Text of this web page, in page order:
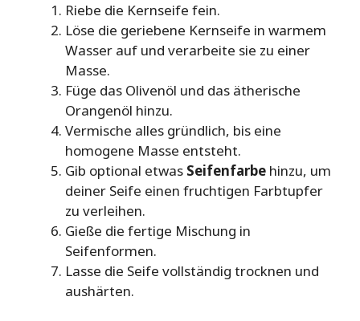
Riebe die Kernseife fein.
Löse die geriebene Kernseife in warmem
Wasser auf und verarbeite sie zu einer
Masse.
Füge das Olivenöl und das ätherische
Orangenöl hinzu.
Vermische alles gründlich, bis eine
homogene Masse entsteht.
Gib optional etwas Seifenfarbe hinzu, um
deiner Seife einen fruchtigen Farbtupfer
zu verleihen.
Gieße die fertige Mischung in
Seifenformen.
Lasse die Seife vollständig trocknen und
aushärten.